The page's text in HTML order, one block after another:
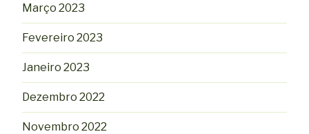
Março 2023
Fevereiro 2023
Janeiro 2023
Dezembro 2022
Novembro 2022